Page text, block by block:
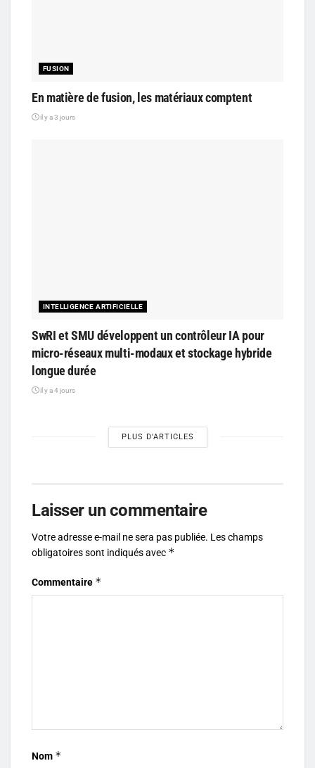
FUSION
En matière de fusion, les matériaux comptent
il y a 3 jours
INTELLIGENCE ARTIFICIELLE
SwRI et SMU développent un contrôleur IA pour
micro-réseaux multi-modaux et stockage hybride
longue durée
il y a 4 jours
PLUS D'ARTICLES
Laisser un commentaire
Votre adresse e-mail ne sera pas publiée. Les champs
obligatoires sont indiqués avec *
Commentaire *
Nom *